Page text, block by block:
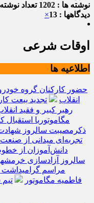
نوشته ها : 1202
تعداد
دیدگاهها : 13
×
اوقات شرعی
اطلاعیه ها
حضور کارکنان گروه
انقلاب
تجدید بیعت
رهبر کبیر و فقید
مگاموتوربا استقبال
ذکرمصیبت سالروز
تجربه‌ای میدانی از
دانش‌آموزان از
سالروز آزادسازی
مراسم گرامیداشت
فاطمیه مگاموتور